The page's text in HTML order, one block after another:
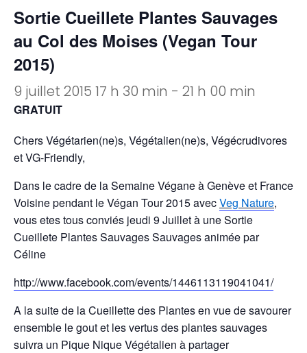
Sortie Cueillete Plantes Sauvages
au Col des Moises (Vegan Tour
2015)
9 juillet 2015 17 h 30 min - 21 h 00 min
GRATUIT
Chers Végétarien(ne)s, Végétalien(ne)s, Végécrudivores
et VG-Friendly,
Dans le cadre de la Semaine Végane à Genève et France
Voisine pendant le Végan Tour 2015 avecVeg Nature,
vous etes tous conviés jeudi 9 Juillet à une Sortie
Cueillete Plantes Sauvages Sauvages animée par
Céline
http://www.facebook.com/events/1446113119041041/
A la suite de la Cueillette des Plantes en vue de savourer
ensemble le gout et les vertus des plantes sauvages
suivra un Pique Nique Végétalien à partager